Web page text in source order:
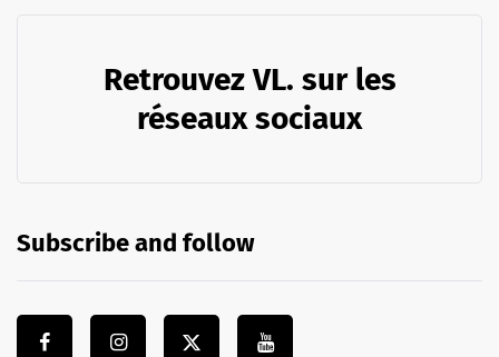
Retrouvez VL. sur les
réseaux sociaux
Subscribe and follow